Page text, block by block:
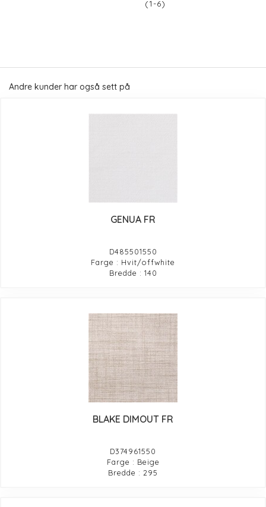
(1-6)
Andre kunder har også sett på
GENUA FR
D485501550
Farge : Hvit/offwhite
Bredde : 140
BLAKE DIMOUT FR
D374961550
Farge : Beige
Bredde : 295